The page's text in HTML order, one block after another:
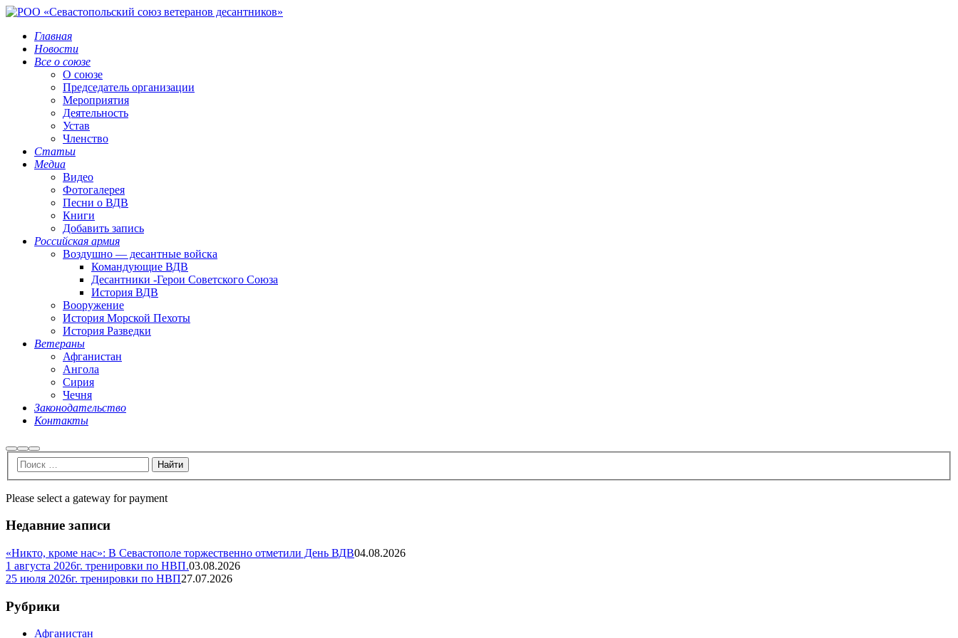
Главная
Новости
Все о союзе
О союзе
Председатель организации
Мероприятия
Деятельность
Устав
Членство
Статьи
Медиа
Видео
Фотогалерея
Песни о ВДВ
Книги
Добавить запись
Российская армия
Воздушно — десантные войска
Командующие ВДВ
Десантники -Герои Советского Союза
История ВДВ
Вооружение
История Морской Пехоты
История Разведки
Ветераны
Афганистан
Ангола
Сирия
Чечня
Законодательство
Контакты
НайтиБольше
информации
Главное
меню
Please select a gateway for payment
Недавние записи
«Никто, кроме нас»: В Севастополе торжественно отметили День ВДВ04.08.2026
1 августа 2026г. тренировки по НВП.03.08.2026
25 июля 2026г. тренировки по НВП27.07.2026
Рубрики
Афганистан